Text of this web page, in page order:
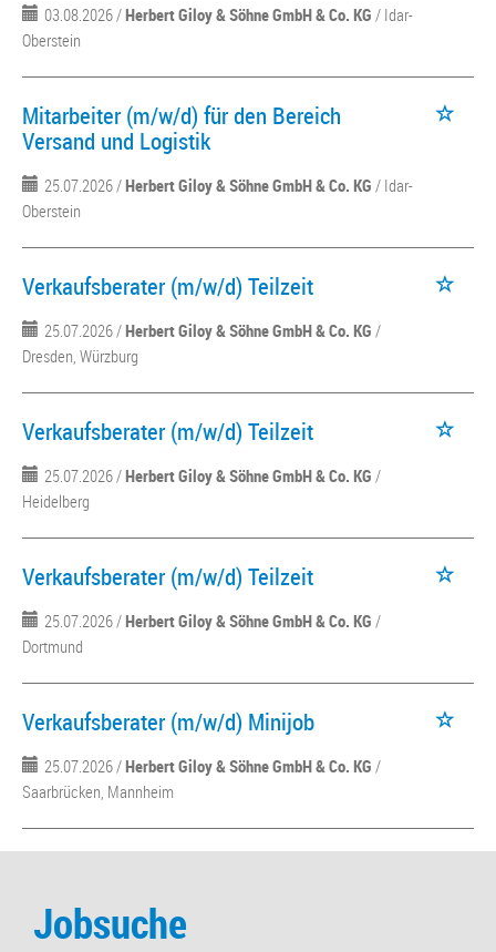
03.08.2026 /Herbert Giloy & Söhne GmbH & Co. KG / Idar-
Oberstein
Mitarbeiter (m/w/d) für den Bereich
Versand und Logistik
25.07.2026 /Herbert Giloy & Söhne GmbH & Co. KG / Idar-
Oberstein
Verkaufsberater (m/w/d) Teilzeit
25.07.2026 /Herbert Giloy & Söhne GmbH & Co. KG /
Dresden, Würzburg
Verkaufsberater (m/w/d) Teilzeit
25.07.2026 /Herbert Giloy & Söhne GmbH & Co. KG /
Heidelberg
Verkaufsberater (m/w/d) Teilzeit
25.07.2026 /Herbert Giloy & Söhne GmbH & Co. KG /
Dortmund
Verkaufsberater (m/w/d) Minijob
25.07.2026 /Herbert Giloy & Söhne GmbH & Co. KG /
Saarbrücken, Mannheim
Jobsuche